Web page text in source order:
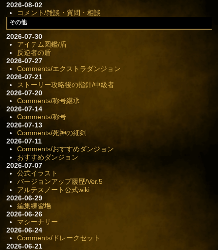
2026-08-02
コメント/雑談・質問・相談
その他
2026-07-30
アイテム図鑑/盾
反逆者の盾
2026-07-27
Comments/エクストラダンジョン
2026-07-21
ストーリー攻略後の指針/中級者
2026-07-20
Comments/称号継承
2026-07-14
Comments/称号
2026-07-13
Comments/死神の細剣
2026-07-11
Comments/おすすめダンジョン
おすすめダンジョン
2026-07-07
公式イラスト
バージョンアップ履歴/Ver.5
アルテスノート公式wiki
2026-06-29
編集練習場
2026-06-26
マシーナリー
2026-06-24
Comments/ドレークセット
2026-06-21